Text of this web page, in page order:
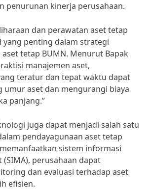
penurunan kinerja perusahaan.
dan perawatan aset tetap
yang penting dalam strategi
tetap BUMN. Menurut Bapak
manajemen aset,
teratur dan tepat waktu dapat
umur aset dan mengurangi biaya
panjang.”
juga dapat menjadi salah satu
pendayagunaan aset tetap
sistem informasi
(SIMA), perusahaan dapat
dan evaluasi terhadap aset
efisien.